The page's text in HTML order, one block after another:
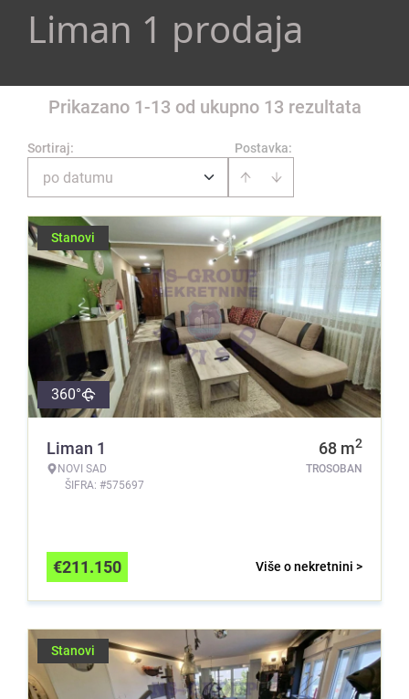
Liman 1 prodaja
Prikazano 1-13 od ukupno 13 rezultata
Postavka:
Sortiraj:
po datumu
Stanovi
360°
Liman 1
NOVI SAD
ŠIFRA: #575697
68 m2
TROSOBAN
Više o nekretnini >
€211.150
Stanovi